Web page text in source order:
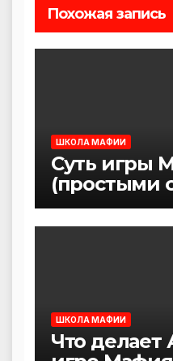
Похожая запись
ШКОЛА МАФИИ
Суть игры
(простыми
ШКОЛА МАФИИ
Что делает